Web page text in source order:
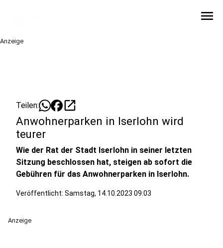
menu
Anzeige
Teilen: open_in_new
Anwohnerparken in Iserlohn wird
teurer
Wie der Rat der Stadt Iserlohn in seiner letzten
Sitzung beschlossen hat, steigen ab sofort die
Gebühren für das Anwohnerparken in Iserlohn.
Veröffentlicht: Samstag, 14.10.2023 09:03
Anzeige